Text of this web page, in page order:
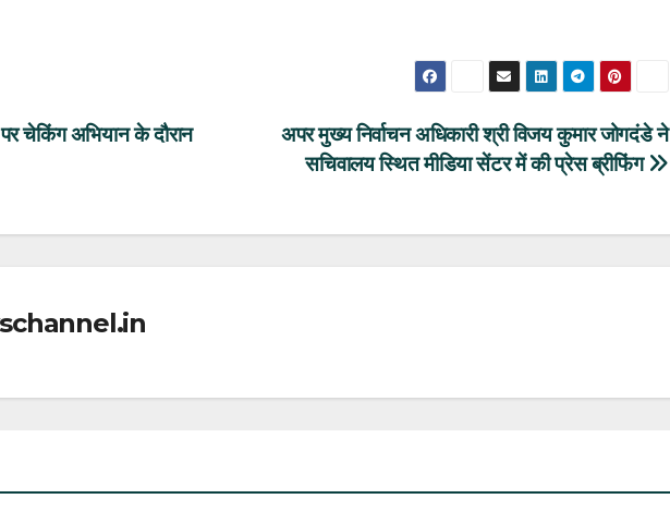
अपर मुख्य निर्वाचन अधिकारी श्री विजय कुमार जोगदंडे ने
सचिवालय स्थित मीडिया सेंटर में की प्रेस ब्रीफिंग
चेकिंग अभियान के दौरान